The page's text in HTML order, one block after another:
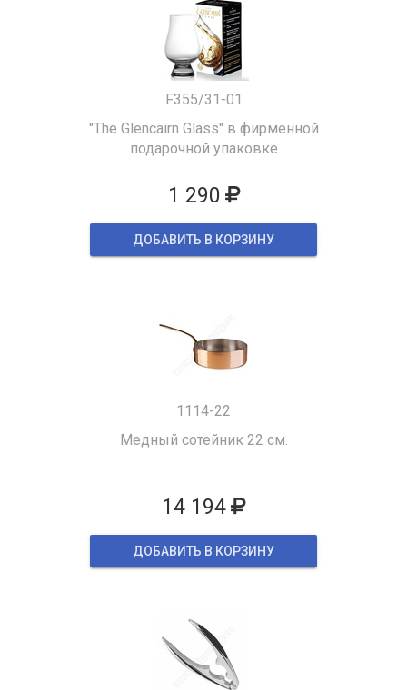
F355/31-01
"The Glencairn Glass" в фирменной
подарочной упаковке
1 290
ДОБАВИТЬ В КОРЗИНУ
1114-22
Медный сотейник 22 см.
14 194
ДОБАВИТЬ В КОРЗИНУ